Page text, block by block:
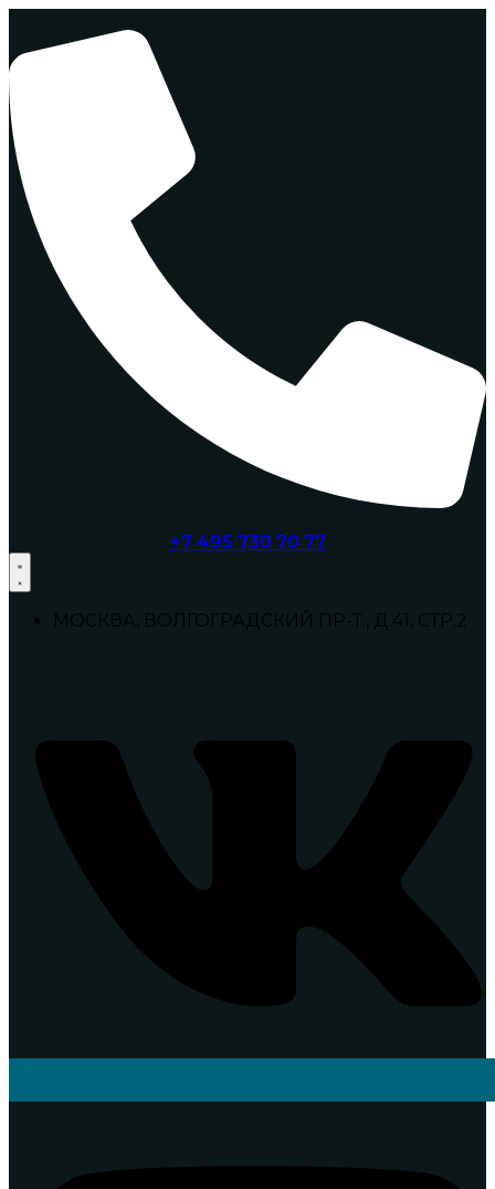
содержимому
+7 495 730 70 77
МОСКВА, ВОЛГОГРАДСКИЙ ПР-Т., Д.41, СТР.2